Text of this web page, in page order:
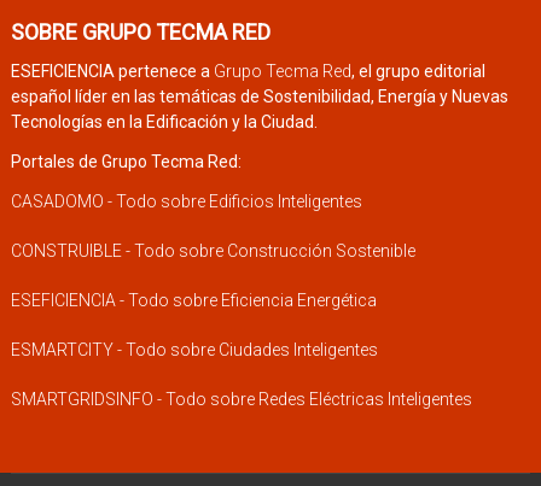
SOBRE GRUPO TECMA RED
ESEFICIENCIA pertenece a Grupo Tecma Red, el grupo editorial
español líder en las temáticas de Sostenibilidad, Energía y Nuevas
Tecnologías en la Edificación y la Ciudad.
Portales de Grupo Tecma Red:
CASADOMO - Todo sobre Edificios Inteligentes
CONSTRUIBLE - Todo sobre Construcción Sostenible
ESEFICIENCIA - Todo sobre Eficiencia Energética
ESMARTCITY - Todo sobre Ciudades Inteligentes
SMARTGRIDSINFO - Todo sobre Redes Eléctricas Inteligentes